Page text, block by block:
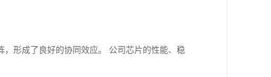
形成了良好的协同效应。 公司芯片的性能、稳